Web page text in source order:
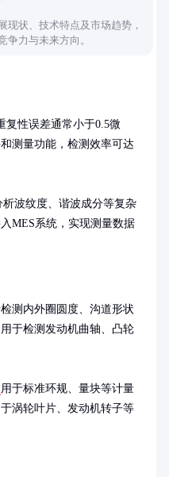
现状、技术特点及市场趋势，
争力与未来方向。
复性误差通常小于0.5微
测量功能，检测效率可达
波纹度、谐波成分等复杂
MES系统，实现测量数据
测内外圈圆度、沟道形状
于检测发动机曲轴、凸轮
用于标准环规、量块等计量
涡轮叶片、发动机转子等